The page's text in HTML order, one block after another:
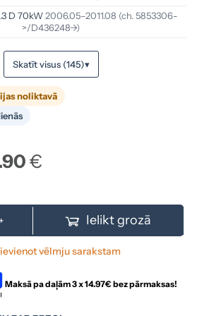
D 70kW 2006.05–2011.08 (ch. 5853306-
>/D436248->)
Skatīt visus (145)▾
noliktavā
€
+ Ielikt grozā
vēlmju sarakstam
Maksā pa daļām 3 x14.97€ bez pārmaksas!